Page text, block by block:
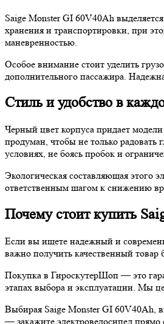
Saige Monster GI 60V40Ah
хранения и транспортировки, при
маневренностью.
Особое внимание стоит уделить
дополнительного пассажира.
Стиль и удобство в
Черный цвет корпуса придает
продуман, чтобы не только радовать
условиях, не боясь пробок и
Экологическая составляющая этого
ответственным шагом к снижению
Почему стоит купить
Если вы ищете надежный и
важно получить качественный
Покупка в ГироскутерШоп — это
этапах выбора и эксплуатации. Мы
Выбирая Saige Monster GI 60V40Ah,
— закажите электровелосипед прямо